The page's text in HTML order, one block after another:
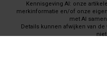
Kennisgeving AI: onze
merkinformatie en/of onze
met AI
Details kunnen afwijken van